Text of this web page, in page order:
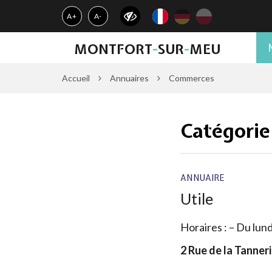
Gestion des traceurs
A+ A-
MONTFORT-SUR-MEU
Accueil Annuaires Commerces
ANNUAIRE
Utile
Horaires : – Du
2 Rue de la